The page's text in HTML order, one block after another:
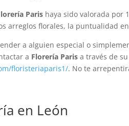
Paris haya sido valorada por
arreglos florales, la puntualidad
a alguien especial o
a Florería Paris a través de
floristeriaparis1/. No te
en León